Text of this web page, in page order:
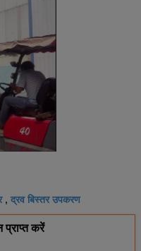
, द्रव बिस्तर उपकरण
प्राप्त करें